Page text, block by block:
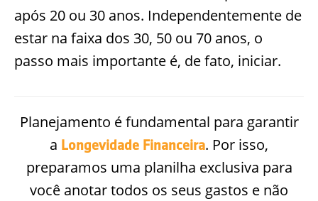
após 20 ou 30 anos. Independentemente de
estar na faixa dos 30, 50 ou 70 anos, o
passo mais importante é, de fato, iniciar.
Planejamento é fundamental para garantir
a Longevidade Financeira. Por isso,
preparamos uma planilha exclusiva para
você anotar todos os seus gastos e não